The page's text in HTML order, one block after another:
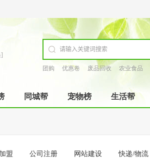
团购
优惠卷 废品回收 农业食品
同城帮 宠物榜 生活帮
盟 公司注册 网站建设 快递/物流